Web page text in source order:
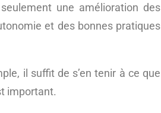
une amélioration des
et des bonnes pratiques
il suffit de s’en tenir à ce que
important.